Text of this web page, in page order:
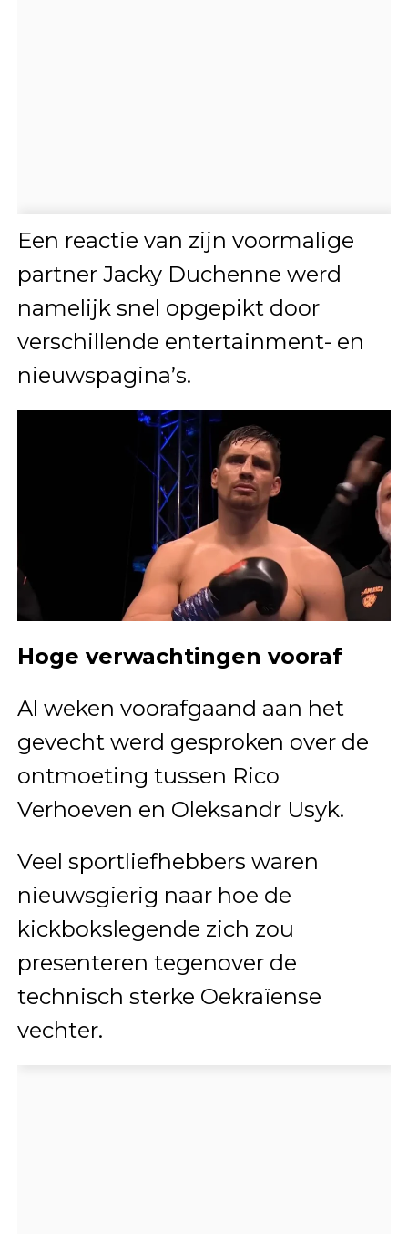
Een reactie van zijn voormalige
partner Jacky Duchenne werd
namelijk snel opgepikt door
verschillende entertainment- en
nieuwspagina’s.
Hoge verwachtingen vooraf
Al weken voorafgaand aan het
gevecht werd gesproken over de
ontmoeting tussen Rico
Verhoeven en Oleksandr Usyk.
Veel sportliefhebbers waren
nieuwsgierig naar hoe de
kickbokslegende zich zou
presenteren tegenover de
technisch sterke Oekraïense
vechter.